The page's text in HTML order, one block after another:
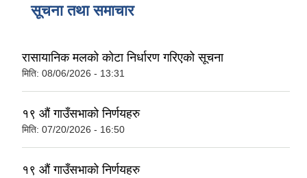
सूचना तथा समाचार
रासायानिक मलको कोटा निर्धारण गरिएको सूचना
मिति: 08/06/2026 - 13:31
१९ औं गाउँसभाको निर्णयहरु
मिति: 07/20/2026 - 16:50
१९ औं गाउँसभाको निर्णयहरु